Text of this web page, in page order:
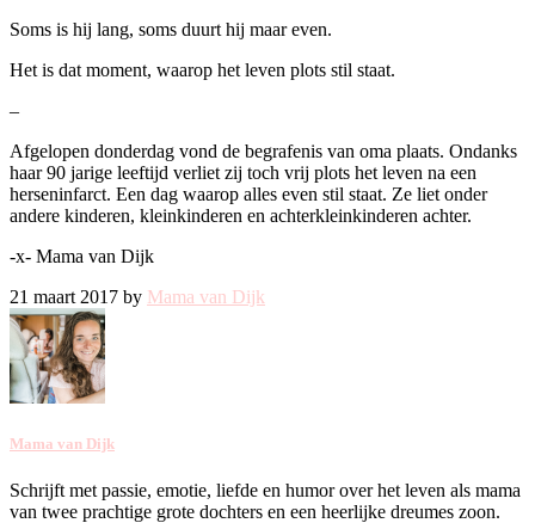
Soms is hij lang, soms duurt hij maar even.
Het is dat moment, waarop het leven plots stil staat.
–
Afgelopen donderdag vond de begrafenis van oma plaats. Ondanks
haar 90 jarige leeftijd verliet zij toch vrij plots het leven na een
herseninfarct. Een dag waarop alles even stil staat. Ze liet onder
andere kinderen, kleinkinderen en achterkleinkinderen achter.
-x- Mama van Dijk
21 maart 2017 by Mama van Dijk
Mama van Dijk
Schrijft met passie, emotie, liefde en humor over het leven als mama
van twee prachtige grote dochters en een heerlijke dreumes zoon.